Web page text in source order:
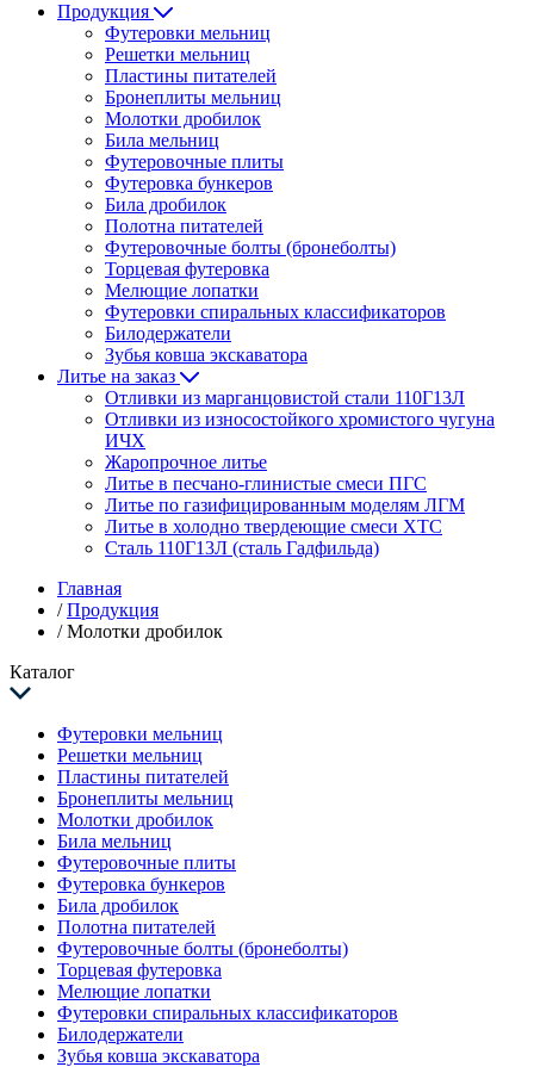
Продукция
Футеровки мельниц
Решетки мельниц
Пластины питателей
Бронеплиты мельниц
Молотки дробилок
Била мельниц
Футеровочные плиты
Футеровка бункеров
Била дробилок
Полотна питателей
Футеровочные болты (бронеболты)
Торцевая футеровка
Мелющие лопатки
Футеровки спиральных классификаторов
Билодержатели
Зубья ковша экскаватора
Литье на заказ
Отливки из марганцовистой стали 110Г13Л
Отливки из износостойкого хромистого чугуна
ИЧХ
Жаропрочное литье
Литье в песчано-глинистые смеси ПГС
Литье по газифицированным моделям ЛГМ
Литье в холодно твердеющие смеси ХТС
Сталь 110Г13Л (сталь Гадфильда)
Главная
/ Продукция
/ Молотки дробилок
Каталог
Футеровки мельниц
Решетки мельниц
Пластины питателей
Бронеплиты мельниц
Молотки дробилок
Била мельниц
Футеровочные плиты
Футеровка бункеров
Била дробилок
Полотна питателей
Футеровочные болты (бронеболты)
Торцевая футеровка
Мелющие лопатки
Футеровки спиральных классификаторов
Билодержатели
Зубья ковша экскаватора